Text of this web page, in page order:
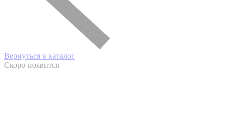
Вернуться в каталог
Скоро появится